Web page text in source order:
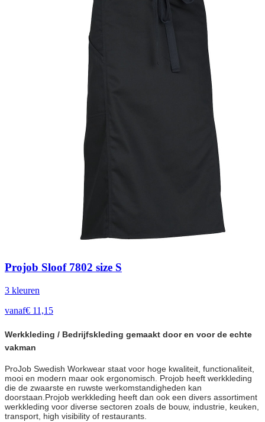
Projob Sloof 7802 size S
3 kleuren
vanaf€ 11,15
Werkkleding / Bedrijfskleding gemaakt door en voor de echte
vakman
ProJob Swedish Workwear staat voor hoge kwaliteit, functionaliteit,
mooi en modern maar ook ergonomisch. Projob heeft werkkleding
die de zwaarste en ruwste werkomstandigheden kan
doorstaan.Projob werkkleding heeft dan ook een divers assortiment
werkkleding voor diverse sectoren zoals de bouw, industrie, keuken,
transport, high visibility of restaurants.